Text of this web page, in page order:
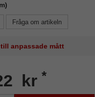
Fråga om artikeln
till anpassade mått
kr *